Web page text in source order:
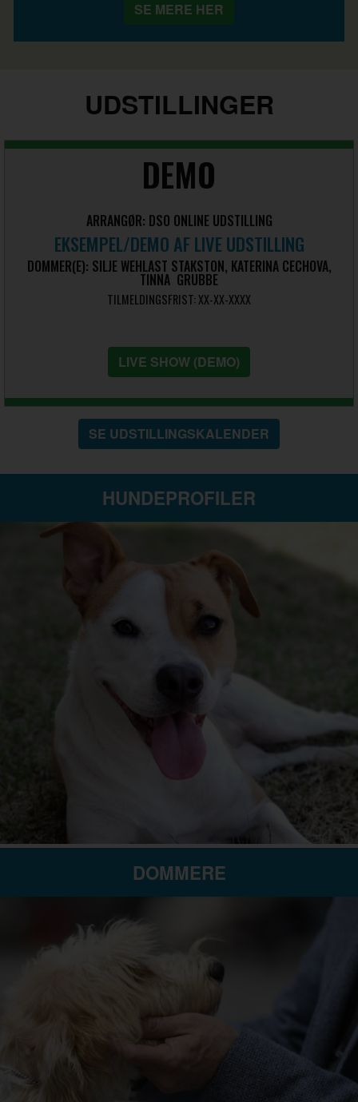
SE MERE HER
UDSTILLINGER
DEMO
ARRANGØR: DSO ONLINE UDSTILLING
EKSEMPEL/DEMO AF LIVE UDSTILLING
DOMMER(E): SILJE WEHLAST STAKSTON, KATERINA CECHOVA,
TINNA GRUBBE
TILMELDINGSFRIST: XX-XX-XXXX
LIVE SHOW (DEMO)
SE UDSTILLINGSKALENDER
HUNDEPROFILER
DOMMERE